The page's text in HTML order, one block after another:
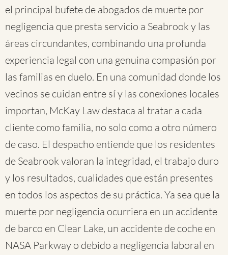
el principal bufete de abogados de muerte por
negligencia que presta servicio a Seabrook y las
áreas circundantes, combinando una profunda
experiencia legal con una genuina compasión por
las familias en duelo. En una comunidad donde los
vecinos se cuidan entre sí y las conexiones locales
importan, McKay Law destaca al tratar a cada
cliente como familia, no solo como a otro número
de caso. El despacho entiende que los residentes
de Seabrook valoran la integridad, el trabajo duro
y los resultados, cualidades que están presentes
en todos los aspectos de su práctica. Ya sea que la
muerte por negligencia ocurriera en un accidente
de barco en Clear Lake, un accidente de coche en
NASA Parkway o debido a negligencia laboral en